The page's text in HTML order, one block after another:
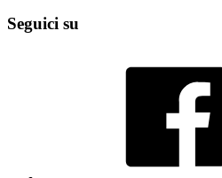
Seguici su